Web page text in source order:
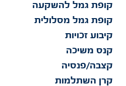
קופת גמל להשקעה
קופת גמל מסלולית
קיבוע זכויות
קנס משיכה
קצבה/פנסיה
קרן השתלמות